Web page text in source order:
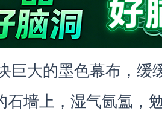
巨大的墨色幕布，缓
石墙上，湿气氤氲，